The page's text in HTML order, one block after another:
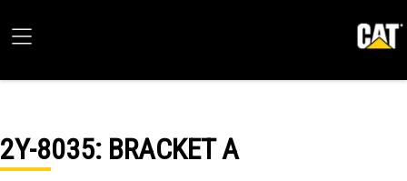
2Y-8035: BRACKET A